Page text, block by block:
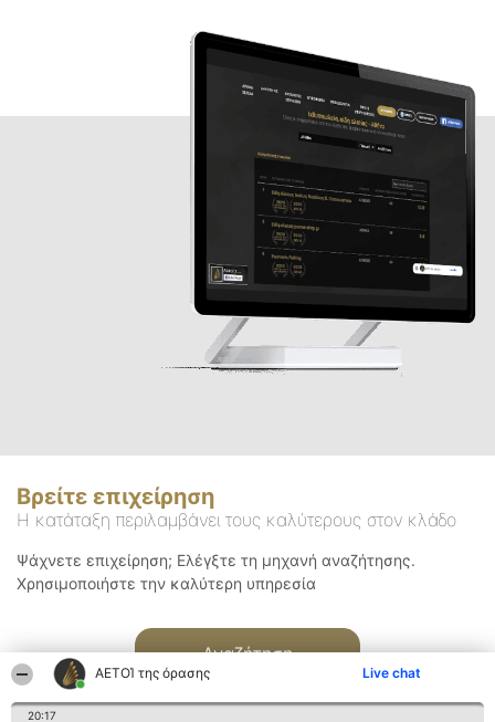
ΑΕΤΟΊ της όρασης Live chat
20:17
Βρείτε επιχείρηση
Η κατάταξη περιλαμβάνει τους καλύτερους στον κλάδο
Ψάχνετε επιχείρηση; Ελέγξτε τη μηχανή αναζήτησης.
Χρησιμοποιήστε την καλύτερη υπηρεσία
Αναζήτηση